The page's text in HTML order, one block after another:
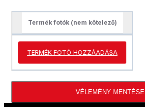
Termék fotók (nem kötelező)
TERMÉK FOTÓ HOZZÁADÁSA
VÉLEMÉNY MENTÉSE